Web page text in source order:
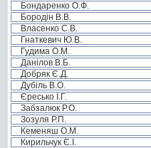
Бондаренко О.Ф.
Бородін В.В.
Власенко С.В.
Гнаткевич Ю.В.
Гудима О.М.
Данілов В.Б.
Добряк Є.Д.
Дубіль В.О.
Єресько І.Г.
Забзалюк Р.О.
Зозуля Р.П.
Кеменяш О.М.
Кирильчук Є.І.